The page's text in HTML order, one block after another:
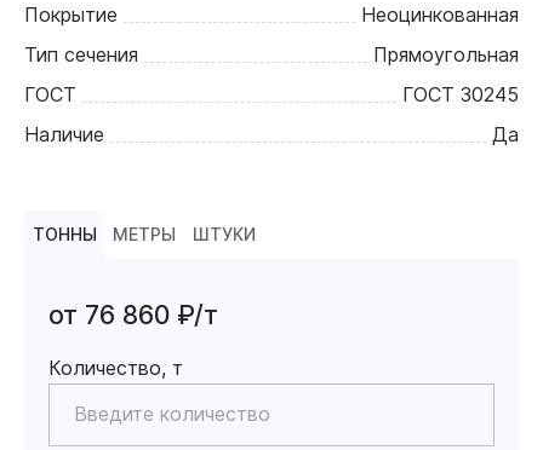
Покрытие
Неоцинкованная
Тип сечения
Прямоугольная
ГОСТ
ГОСТ 30245
Наличие
Да
ТОННЫ МЕТРЫ ШТУКИ
от 76 860 ₽/т
Количество, т